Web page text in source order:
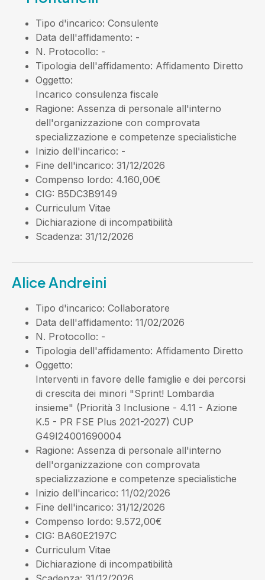
Tipo d'incarico: Consulente
Data dell'affidamento: -
N. Protocollo: -
Tipologia dell'affidamento: Affidamento Diretto
Oggetto:
Incarico consulenza fiscale
Ragione: Assenza di personale all'interno
dell'organizzazione con comprovata
specializzazione e competenze specialistiche
Inizio dell'incarico: -
Fine dell'incarico: 31/12/2026
Compenso lordo: 4.160,00€
CIG: B5DC3B9149
Curriculum Vitae
Dichiarazione di incompatibilità
Scadenza: 31/12/2026
Alice Andreini
Tipo d'incarico: Collaboratore
Data dell'affidamento: 11/02/2026
N. Protocollo: -
Tipologia dell'affidamento: Affidamento Diretto
Oggetto:
Interventi in favore delle famiglie e dei percorsi
di crescita dei minori "Sprint! Lombardia
insieme" (Priorità 3 Inclusione - 4.11 - Azione
K.5 - PR FSE Plus 2021-2027) CUP
G49I24001690004
Ragione: Assenza di personale all'interno
dell'organizzazione con comprovata
specializzazione e competenze specialistiche
Inizio dell'incarico: 11/02/2026
Fine dell'incarico: 31/12/2026
Compenso lordo: 9.572,00€
CIG: BA60E2197C
Curriculum Vitae
Dichiarazione di incompatibilità